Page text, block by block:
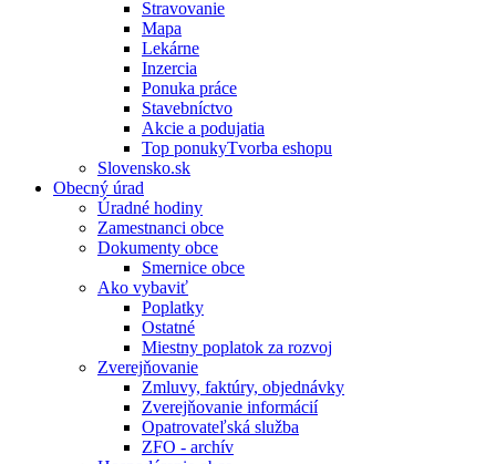
Stravovanie
Mapa
Lekárne
Inzercia
Ponuka práce
Stavebníctvo
Akcie a podujatia
Top ponukyTvorba eshopu
Slovensko.sk
Obecný úrad
Úradné hodiny
Zamestnanci obce
Dokumenty obce
Smernice obce
Ako vybaviť
Poplatky
Ostatné
Miestny poplatok za rozvoj
Zverejňovanie
Zmluvy, faktúry, objednávky
Zverejňovanie informácií
Opatrovateľská služba
ZFO - archív